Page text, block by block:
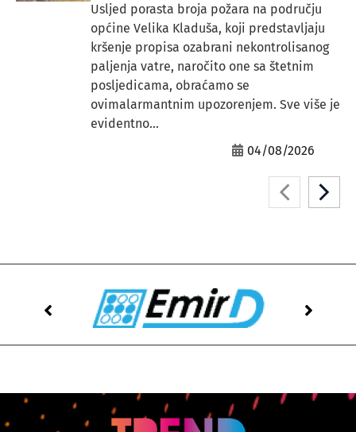
Usljed porasta broja požara na području
općine Velika Kladuša, koji predstavljaju
kršenje propisa ozabrani nekontrolisanog
paljenja vatre, naročito one sa štetnim
posljedicama, obraćamo se
ovimalarmantnim upozorenjem. Sve više je
evidentno...
04/08/2026